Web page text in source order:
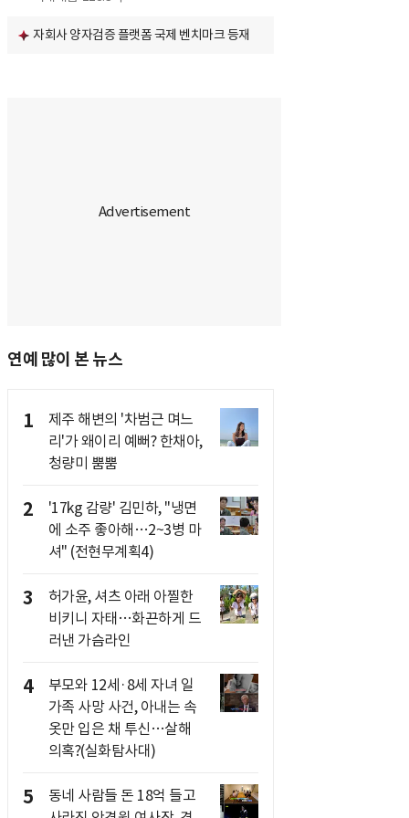
자회사 양자검증 플랫폼 국제 벤치마크 등재
연예 많이 본 뉴스
1
제주 해변의 '차범근 며느
리'가 왜이리 예뻐? 한채아,
청량미 뿜뿜
2
'17kg 감량' 김민하, "냉면
에 소주 좋아해…2~3병 마
셔" (전현무계획4)
3
허가윤, 셔츠 아래 아찔한
비키니 자태…화끈하게 드
러낸 가슴라인
4
부모와 12세·8세 자녀 일
가족 사망 사건, 아내는 속
옷만 입은 채 투신…살해
의혹?(실화탐사대)
5
동네 사람들 돈 18억 들고